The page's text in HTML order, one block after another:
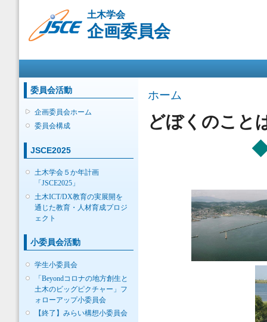
動
土木学会
企画委員会
委員会活動
企画委員会ホーム
委員会構成
JSCE2025
土木学会５か年計画
「JSCE2025」
土木ICT/DX教育の実展開を
通じた教育・人材育成プロジ
ェクト
小委員会活動
学生小委員会
「Beyondコロナの地方創生と
土木のビッグピクチャー」フ
ォローアップ小委員会
【終了】みらい構想小委員会
現在地
ホーム
どぼくのこと